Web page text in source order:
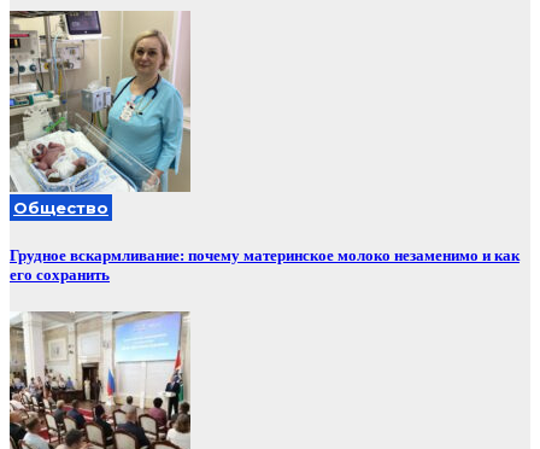
Общество
Грудное вскармливание: почему материнское молоко незаменимо и как
его сохранить